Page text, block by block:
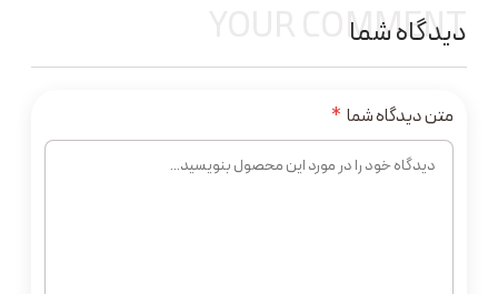
دیدگاه شما
YOUR COMMENT
متن دیدگاه شما *